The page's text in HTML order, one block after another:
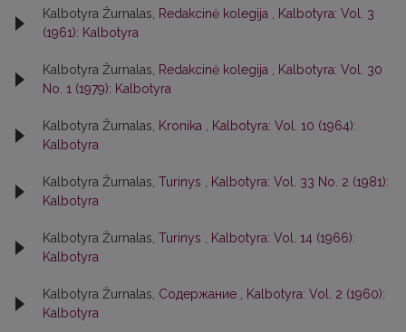
Kalbotyra Žurnalas, Redakcinė kolegija
Kalbotyra: Vol. 3
(1961): Kalbotyra
Kalbotyra Žurnalas, Redakcinė kolegija
Kalbotyra: Vol. 30
No. 1 (1979): Kalbotyra
Kalbotyra Žurnalas, Kronika
Kalbotyra: Vol. 10 (1964):
Kalbotyra
Kalbotyra Žurnalas, Turinys
Kalbotyra: Vol. 33 No. 2 (1981):
Kalbotyra
Kalbotyra Žurnalas, Turinys
Kalbotyra: Vol. 14 (1966):
Kalbotyra
Kalbotyra Žurnalas, Содержание
Kalbotyra: Vol. 2 (1960):
Kalbotyra